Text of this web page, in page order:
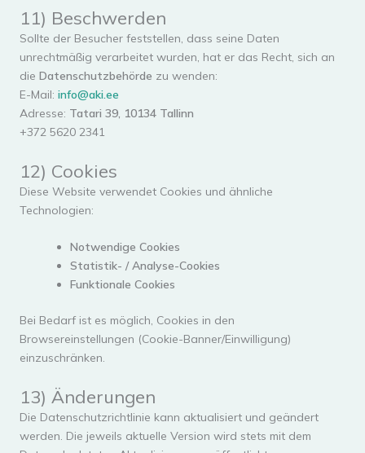
11) Beschwerden
Sollte der Besucher feststellen, dass seine Daten
unrechtmäßig verarbeitet wurden, hat er das Recht, sich an
die Datenschutzbehörde zu wenden:
E-Mail: info@aki.ee
Adresse: Tatari 39, 10134 Tallinn
+372 5620 2341
12) Cookies
Diese Website verwendet Cookies und ähnliche
Technologien:
Notwendige Cookies
Statistik- / Analyse-Cookies
Funktionale Cookies
Bei Bedarf ist es möglich, Cookies in den
Browsereinstellungen (Cookie-Banner/Einwilligung)
einzuschränken.
13) Änderungen
Die Datenschutzrichtlinie kann aktualisiert und geändert
werden. Die jeweils aktuelle Version wird stets mit dem